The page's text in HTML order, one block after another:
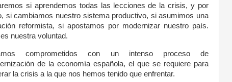
si aprendemos todas las lecciones de la crisis, y por
si cambiamos nuestro sistema productivo, si asumimos una
reformista, si apostamos por modernizar nuestro país.
nuestra voluntad.
comprometidos con un intenso proceso de
de la economía española, el que se requiere para
la crisis a la que nos hemos tenido que enfrentar.